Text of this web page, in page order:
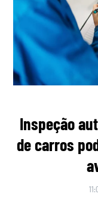
Inspeção
de carros